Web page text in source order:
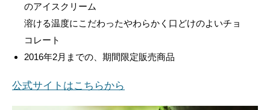
のアイスクリーム
溶ける温度にこだわったやわらかく口どけのよいチョ
コレート
2016年2月までの、期間限定販売商品
公式サイトはこちらから